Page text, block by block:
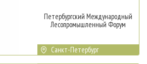
Петербургский Международный
Лесопромышленный Форум
Санкт-Петербург